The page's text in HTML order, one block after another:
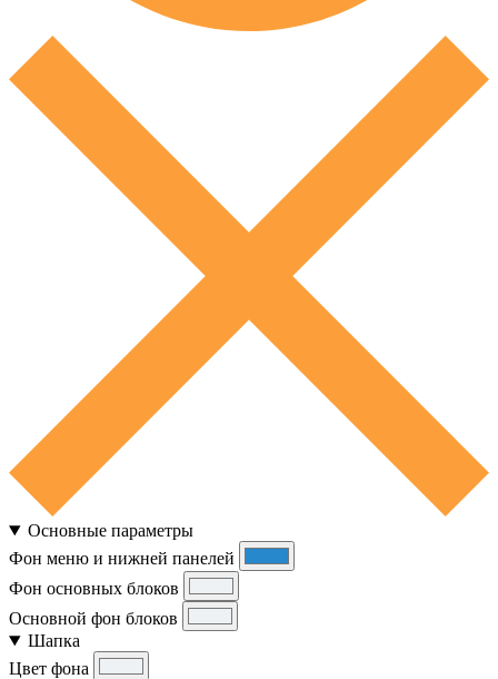
Основные параметры
Фон меню и нижней панелей
Фон основных блоков
Основной фон блоков
Шапка
Цвет фона